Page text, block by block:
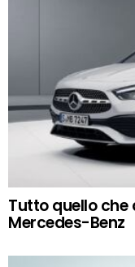
Tutto quello che
Mercedes-Benz